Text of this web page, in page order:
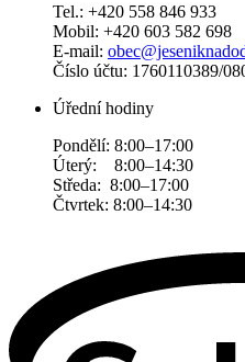
Tel.: +420 558 846 933
Mobil: +420 603 582 698
E-mail:
Číslo účtu: 1760110389/
Úřední hodiny
Pondělí: 8:00–17:00
Úterý: 8:00–14:30
Středa: 8:00–17:00
Čtvrtek: 8:00–14:30